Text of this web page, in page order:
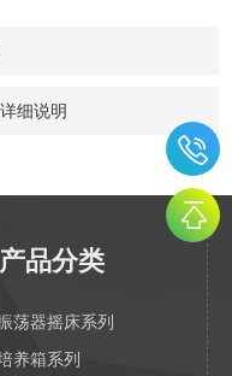
细说明
产品分类
荡器摇床系列
养箱系列